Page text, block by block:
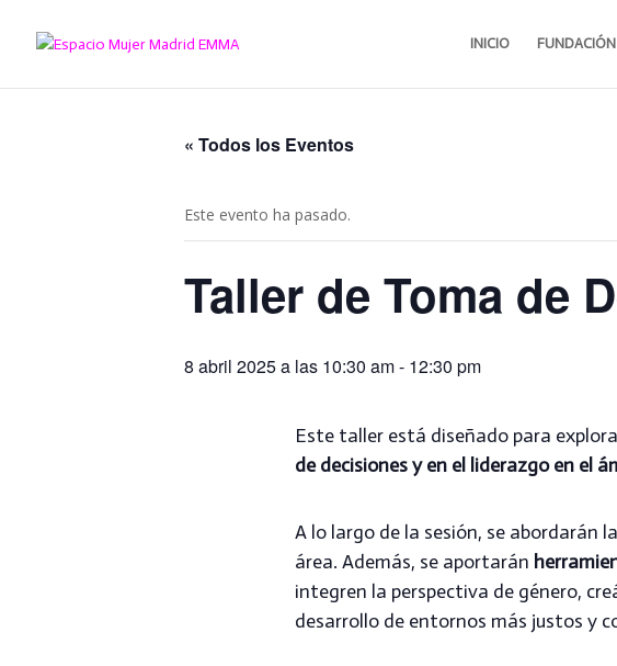
INICIO FUNDACIÓN
« Todos los Eventos
Este evento ha pasado.
Taller de Toma de
8 abril 2025 a las 10:30 am- 12:30 pm
Este taller está diseñado para
de decisiones y en el liderazgo en el
A lo largo de la sesión, se abordarán
área. Además, se aportarán
integren la perspectiva de género,
desarrollo de entornos más justos y